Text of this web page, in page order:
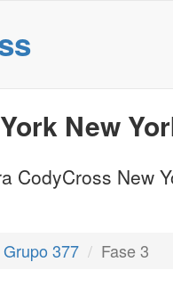
New
CodyCross New
Grupo 377 Fase 3